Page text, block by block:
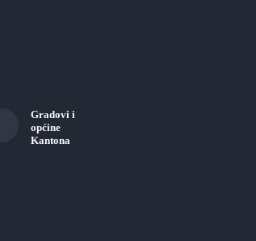
Gradovi i
općine
Kantona